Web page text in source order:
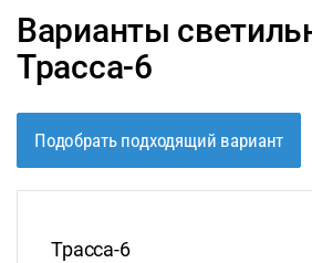
Варианты
Трасса-6
Подобрать подходящий вариант
Трасса-6